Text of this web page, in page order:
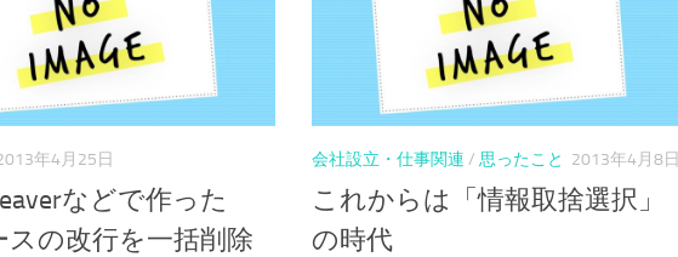
年4月25日
などで作った
スの改行を一括削除
会社設立・仕事関連 / 思ったこと 2013年4月8日
これからは「情報取捨選択」
の時代